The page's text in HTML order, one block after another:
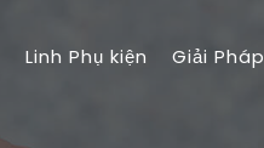
Linh Phụ kiện Giải Pháp